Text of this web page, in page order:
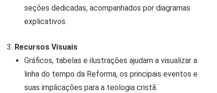
seções dedicadas, acompanhados por diagramas
explicativos.
Recursos Visuais
Gráficos, tabelas e ilustrações ajudam a visualizar a
linha do tempo da Reforma, os principais eventos e
suas implicações para a teologia cristã.